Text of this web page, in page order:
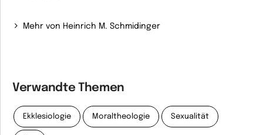
Mehr von Heinrich M. Schmidinger
Verwandte Themen
Ekklesiologie Moraltheologie Sexualität